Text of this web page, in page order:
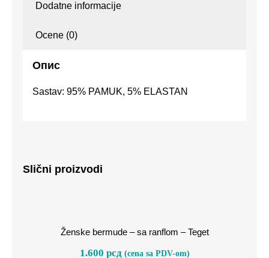
Dodatne informacije
Ocene (0)
Опис
Sastav: 95% PAMUK, 5% ELASTAN
Slični proizvodi
Ženske bermude – sa ranflom – Teget
1.600 рсд (cena sa PDV-om)